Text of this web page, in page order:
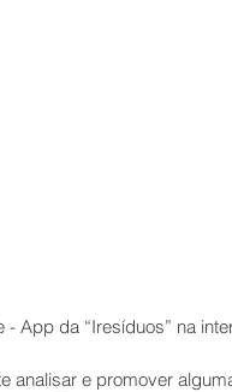
- App da “Iresíduos” na
analisar e promover